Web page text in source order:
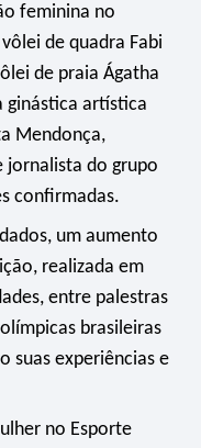
feminina no
de quadra Fabi
de praia Ágatha
ginástica artística
Mendonça,
jornalista do grupo
confirmadas.
um aumento
realizada em
entre palestras
brasileiras
suas experiências e
no Esporte